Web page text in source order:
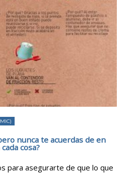
nunca te acuerdas de en
cosa?
para asegurarte de que lo que